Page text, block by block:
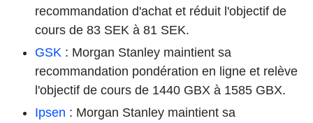
recommandation d'achat et réduit l'objectif de
cours de 83 SEK à 81 SEK.
GSK : Morgan Stanley maintient sa
recommandation pondération en ligne et relève
l'objectif de cours de 1440 GBX à 1585 GBX.
Ipsen : Morgan Stanley maintient sa